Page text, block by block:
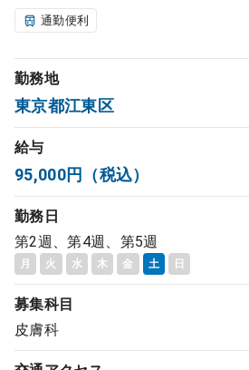
コンサルタント
成功事例
転職ノウハウ
通勤便利
勤務地
東京都江東区
給与
95,000円（税込）
勤務日
第2週、第4週、第5週
月 火 水 木 金 土 日
募集科目
皮膚科